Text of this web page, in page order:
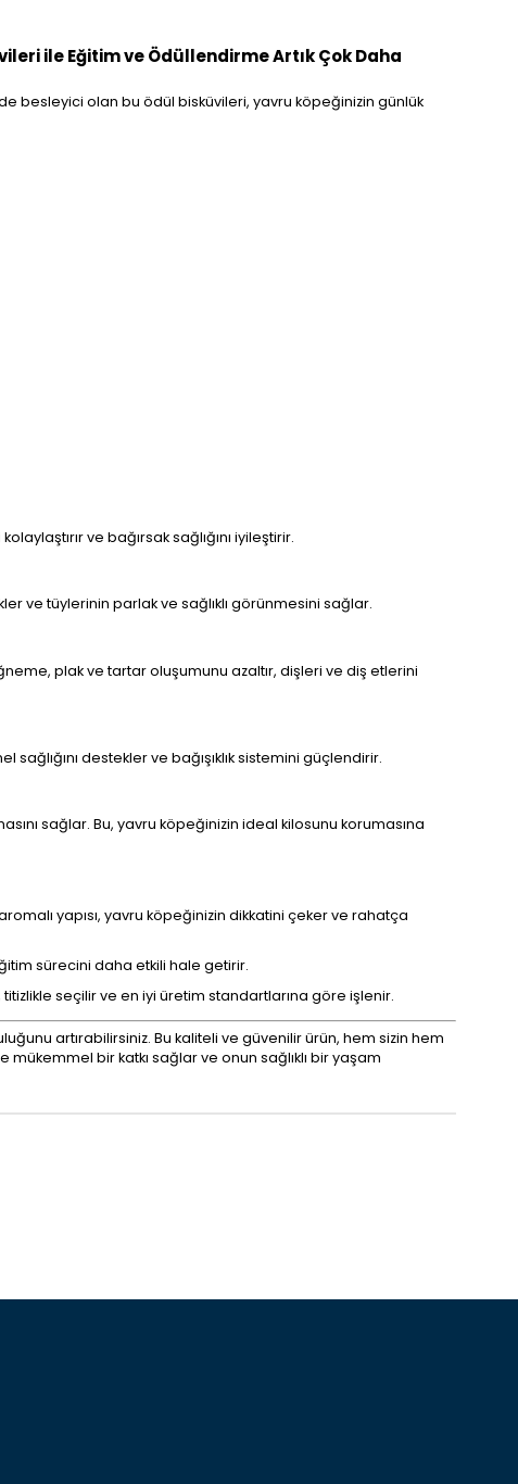
ile Eğitim ve Ödüllendirme Artık Çok Daha
besleyici olan bu ödül bisküvileri, yavru köpeğinizin günlük
ve bağırsak sağlığını iyileştirir.
ve tüylerinin parlak ve sağlıklı görünmesini sağlar.
plak ve tartar oluşumunu azaltır, dişleri ve diş etlerini
destekler ve bağışıklık sistemini güçlendirir.
sağlar. Bu, yavru köpeğinizin ideal kilosunu korumasına
yapısı, yavru köpeğinizin dikkatini çeker ve rahatça
sürecini daha etkili hale getirir.
seçilir ve en iyi üretim standartlarına göre işlenir.
artırabilirsiniz. Bu kaliteli ve güvenilir ürün, hem sizin hem
bir katkı sağlar ve onun sağlıklı bir yaşam